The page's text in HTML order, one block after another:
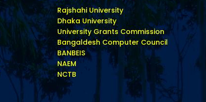
Rajshahi University
Dhaka University
University Grants Commission
Bangaldesh Computer Council
BANBEIS
NAEM
NCTB